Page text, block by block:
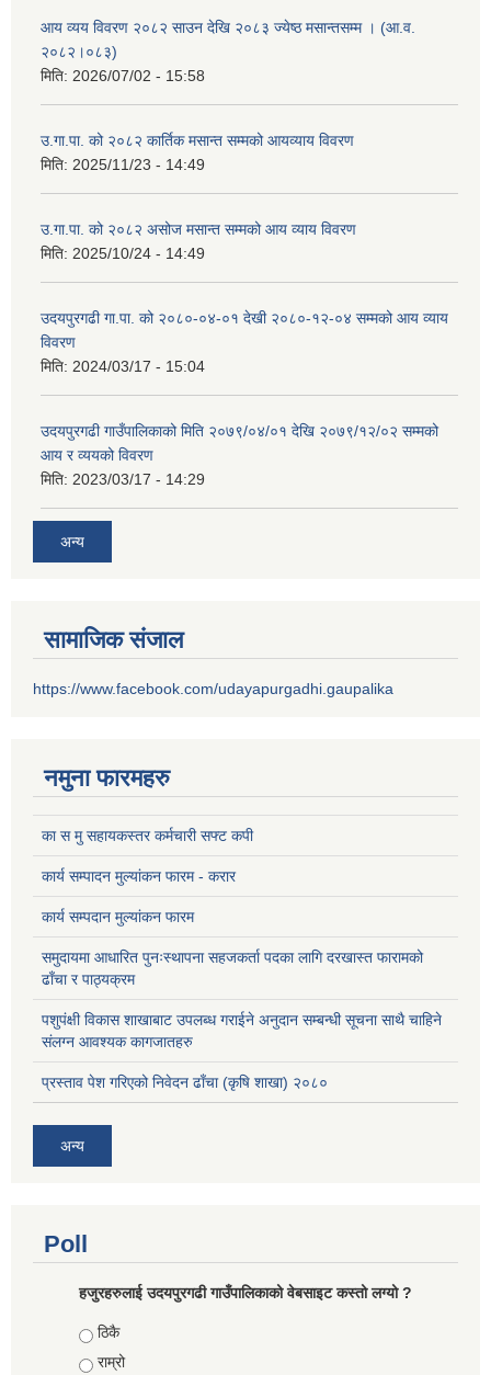
आय व्यय विवरण २०८२ साउन देखि २०८३ ज्येष्ठ मसान्तसम्म । (आ.व.
२०८२।०८३)
मिति: 2026/07/02 - 15:58
उ.गा.पा. को २०८२ कार्तिक मसान्त सम्मको आयव्याय विवरण
मिति: 2025/11/23 - 14:49
उ.गा.पा. को २०८२ असोज मसान्त सम्मको आय व्याय विवरण
मिति: 2025/10/24 - 14:49
उदयपुरगढी गा.पा. को २०८०-०४-०१ देखी २०८०-१२-०४ सम्मको आय व्याय
विवरण
मिति: 2024/03/17 - 15:04
उदयपुरगढी गाउँपालिकाको मिति २०७९/०४/०१ देखि २०७९/१२/०२ सम्मको
आय र व्ययको विवरण
मिति: 2023/03/17 - 14:29
अन्य
सामाजिक संजाल
https://www.facebook.com/udayapurgadhi.gaupalika
नमुना फारमहरु
का स मु सहायकस्तर कर्मचारी सफ्ट कपी
कार्य सम्पादन मुल्यांकन फारम - करार
कार्य सम्पदान मुल्यांकन फारम
समुदायमा आधारित पुनःस्थापना सहजकर्ता पदका लागि दरखास्त फारामको
ढाँचा र पाठ्यक्रम
पशुपंक्षी विकास शाखाबाट उपलब्ध गराईने अनुदान सम्बन्धी सूचना साथै चाहिने
संलग्न आवश्यक कागजातहरु
प्रस्ताव पेश गरिएको निवेदन ढाँचा (कृषि शाखा) २०८०
अन्य
Poll
हजुरहरुलाई उदयपुरगढी गाउँपालिकाको वेबसाइट कस्तो लग्यो ?
Choices
ठिकै
राम्रो